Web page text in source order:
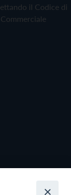
il Codice di